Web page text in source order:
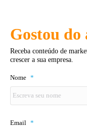
Gostou do
Receba conteúdo de
crescer a sua empresa.
Nome *
Email *